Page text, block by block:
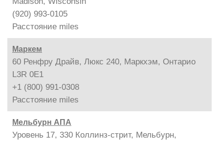
(920) 993-0105
Расстояние miles
Маркем
60 Ренфру Драйв, Люкс 240, Маркхэм, Онтарио
L3R 0E1
+1 (800) 991-0308
Расстояние miles
Мельбурн АПА
Уровень 17, 330 Коллинз-стрит, Мельбурн,